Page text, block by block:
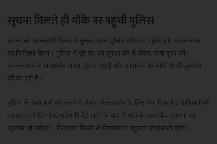
सूचना मिलते ही मौके पर पहुंची पुलिस
घटना की जानकारी मिलते ही कुरूद थाना पुलिस मौके पर पहुंची और घटनास्थल
का निरीक्षण किया। पुलिस ने पूरे घर को सुरक्षा घेरे में लेकर जांच शुरू की।
घटनास्थल से आवश्यक साक्ष्य जुटाए गए हैं और आसपास के लोगों से भी पूछताछ
की जा रही है।
पुलिस ने दोनों शवों को कब्जे में लेकर पोस्टमार्टम के लिए भेज दिया है। अधिकारियों
का कहना है कि पोस्टमार्टम रिपोर्ट आने के बाद ही मौत के वास्तविक कारणों का
खुलासा हो सकेगा। फिलहाल किसी भी निष्कर्ष पर पहुंचना जल्दबाजी होगी।